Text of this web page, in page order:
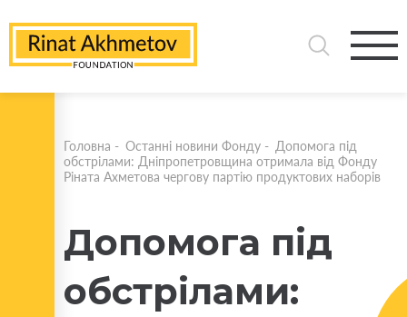
Головна - Останні новини Фонду - Допомога під
обстрілами: Дніпропетровщина отримала від Фонду
Ріната Ахметова чергову партію продуктових наборів
Допомога під
обстрілами: